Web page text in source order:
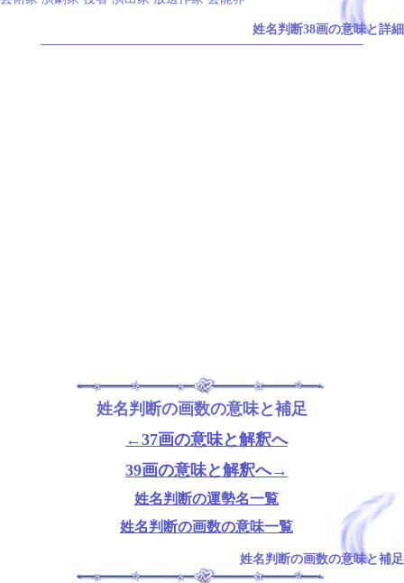
姓名判断38画の意味と詳細
姓名判断の画数の意味と補足
←37画の意味と解釈へ
39画の意味と解釈へ→
姓名判断の運勢名一覧
姓名判断の画数の意味一覧
姓名判断の画数の意味と補足